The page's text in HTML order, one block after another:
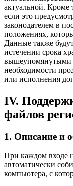
актуальной. Кроме
если это
законодателем в
положениях,
Данные также
истечении срока
вышеупомянутыми
необходимости
или исполнения
IV.
файлов
1. Описание и
При каждом входе
автоматически
компьютера, с